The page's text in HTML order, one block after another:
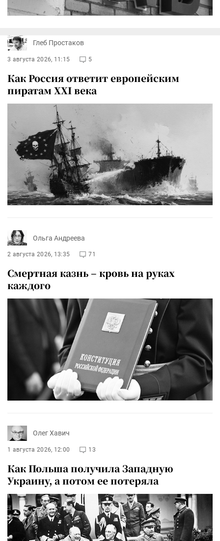
Глеб Простаков
3 августа 2026, 11:15 5
Как Россия ответит европейским
пиратам XXI века
Ольга Андреева
2 августа 2026, 13:35 71
Смертная казнь – кровь на руках
каждого
Олег Хавич
1 августа 2026, 12:00 13
Как Польша получила Западную
Украину, а потом ее потеряла